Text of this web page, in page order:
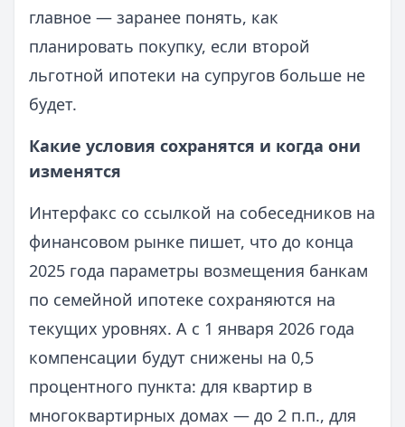
главное — заранее понять, как
планировать покупку, если второй
льготной ипотеки на супругов больше не
будет.
Какие условия сохранятся и когда они
изменятся
Интерфакс со ссылкой на собеседников на
финансовом рынке пишет, что до конца
2025 года параметры возмещения банкам
по семейной ипотеке сохраняются на
текущих уровнях. А с 1 января 2026 года
компенсации будут снижены на 0,5
процентного пункта: для квартир в
многоквартирных домах — до 2 п.п., для